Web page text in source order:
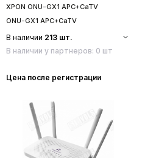
XPON ONU-GX1 APC+CaTV
ONU-GX1 APC+CaTV
В наличии 213 шт.
В наличии у партнеров: 0 шт
Цена после регистрации